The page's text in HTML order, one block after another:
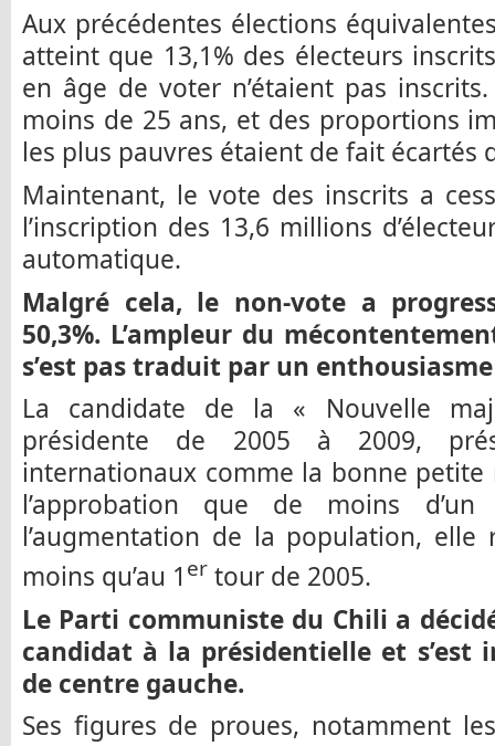
Aux précédentes élections
atteint que 13,1% des électeurs
en âge de voter n’étaient pas
moins de 25 ans, et des proportions
les plus pauvres étaient de fait écartés
Maintenant, le vote des inscrits a
l’inscription des 13,6 millions
automatique.
Malgré cela, le non-vote a
50,3%. L’ampleur du
s’est pas traduit par un
La candidate de la « Nouvelle
présidente de 2005 à 2009,
internationaux comme la bonne petite
l’approbation que de moins
l’augmentation de la population, elle
moins qu’au 1 er tour de 2005.
Le Parti communiste du Chili a
candidat à la présidentielle et s’est
de centre gauche.
Ses figures de proues, notamment